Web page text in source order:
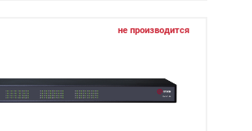
не производится